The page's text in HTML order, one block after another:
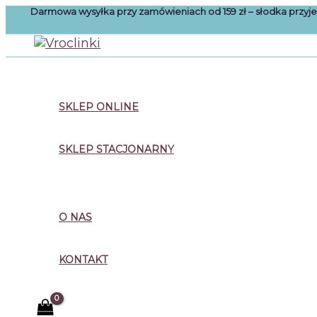
Przejdź
treści
Darmowa wysyłka przy zamówieniach od 159 zł – słodka
SKLEP ONLINE
SKLEP STACJONARNY
O NAS
KONTAKT